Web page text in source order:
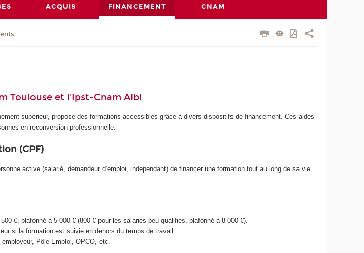
ACQUIS
FINANCEMENT
CNAM
Toulouse et l'Ipst-Cnam Albi
supérieur, propose des formations accessibles grâce à divers dispositifs de financement. Ces aides
en reconversion professionnelle.​
(CPF)
active (salarié, demandeur d’emploi, indépendant) de financer une formation tout au long de sa vie
€, plafonné à 5 000 € (800 € pour les salariés peu qualifiés, plafonné à 8 000 €).
si la formation est suivie en dehors du temps de travail.
employeur, Pôle Emploi, OPCO, etc.